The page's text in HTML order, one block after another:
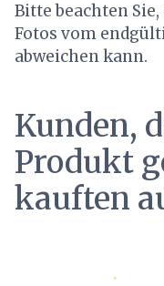
Bitte beachten
Fotos vom
abweichen kann.
Kunden,
Produkt
kauften